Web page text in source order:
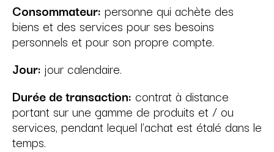
Consommateur: personne qui achète des
biens et des services pour ses besoins
personnels et pour son propre compte.
Jour: jour calendaire.
Durée de transaction: contrat à distance
portant sur une gamme de produits et / ou
services, pendant lequel l'achat est étalé dans le
temps.